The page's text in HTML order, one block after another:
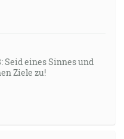
Seid eines Sinnes und
Ziele zu!